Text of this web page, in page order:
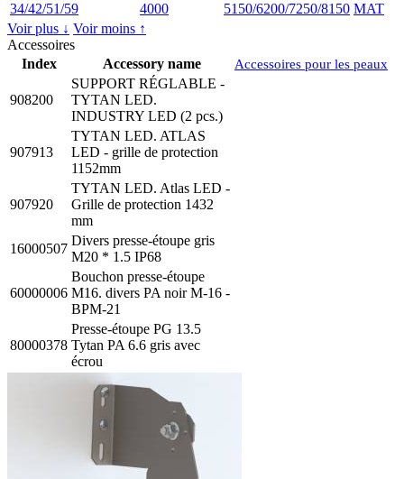
34/42/51/59
4000 5150/6200/7250/8150 MAT
Voir plus ↓ Voir moins ↑
Accessoires
Accessoires pour les peaux
Index Accessory name
908200
SUPPORT RÉGLABLE -
TYTAN LED.
INDUSTRY LED (2 pcs.)
907913
TYTAN LED. ATLAS
LED - grille de protection
1152mm
907920
TYTAN LED. Atlas LED -
Grille de protection 1432
mm
16000507
Divers presse-étoupe gris
M20 * 1.5 IP68
60000006
Bouchon presse-étoupe
M16. divers PA noir M-16 -
BPM-21
80000378
Presse-étoupe PG 13.5
Tytan PA 6.6 gris avec
écrou